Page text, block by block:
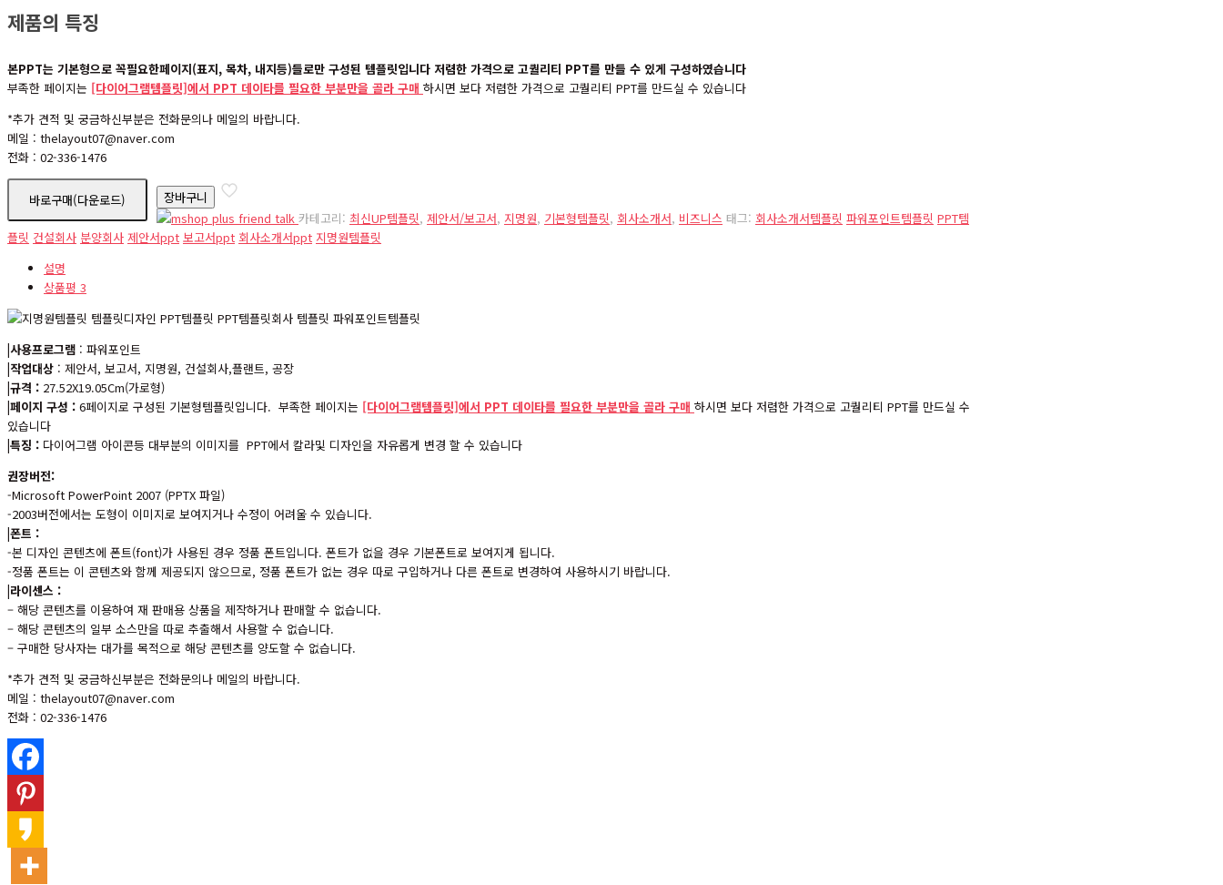
제품의 특징
본PPT는 기본형으로 꼭필요한페이지(표지, 목차, 내지등)들로만 구성된 템플릿입니다 저렴한 가격으로 고퀄리티 PPT를 만들 수 있게 구성하였습니다
부족한 페이지는 [다이어그램템플릿]에서 PPT 데이타를 필요한 부분만을 골라 구매 하시면 보다 저렴한 가격으로 고퀄리티 PPT를 만드실 수 있습니다
*추가 견적 및 궁금하신부분은 전화문의나 메일의 바랍니다.
메일 : thelayout07@naver.com
전화 : 02-336-1476
바로구매(다운로드)
basic00005
수
량
장바구니
카테고리: 최신UP템플릿, 제안서/보고서, 지명원, 기본형템플릿, 회사소개서, 비즈니스 태그: 회사소개서템플릿 파워포인트템플릿 PPT템
플릿 건설회사 분양회사 제안서ppt 보고서ppt 회사소개서ppt 지명원템플릿
설명
상품평 3
|사용프로그램 : 파워포인트
|작업대상 : 제안서, 보고서, 지명원, 건설회사,플랜트, 공장
|규격 : 27.52X19.05Cm(가로형)
|페이지 구성 : 6페이지로 구성된 기본형템플릿입니다. 부족한 페이지는 [다이어그램템플릿]에서 PPT 데이타를 필요한 부분만을 골라 구매 하시면 보다 저렴한 가격으로 고퀄리티 PPT를 만드실 수
있습니다
|특징 : 다이어그램 아이콘등 대부분의 이미지를 PPT에서 칼라및 디자인을 자유롭게 변경 할 수 있습니다
권장버전:
-Microsoft PowerPoint 2007 (PPTX 파일)
-2003버전에서는 도형이 이미지로 보여지거나 수정이 어려울 수 있습니다.
|폰트 :
-본 디자인 콘텐츠에 폰트(font)가 사용된 경우 정품 폰트입니다. 폰트가 없을 경우 기본폰트로 보여지게 됩니다.
-정품 폰트는 이 콘텐츠와 함께 제공되지 않으므로, 정품 폰트가 없는 경우 따로 구입하거나 다른 폰트로 변경하여 사용하시기 바랍니다.
|라이센스 :
– 해당 콘텐츠를 이용하여 재 판매용 상품을 제작하거나 판매할 수 없습니다.
– 해당 콘텐츠의 일부 소스만을 따로 추출해서 사용할 수 없습니다.
– 구매한 당사자는 대가를 목적으로 해당 콘텐츠를 양도할 수 없습니다.
*추가 견적 및 궁금하신부분은 전화문의나 메일의 바랍니다.
메일 : thelayout07@naver.com
전화 : 02-336-1476